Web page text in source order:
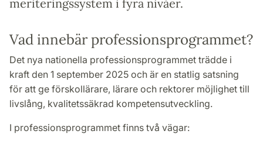
meriteringssystem i fyra nivåer.
Vad innebär professionsprogrammet?
Det nya nationella professionsprogrammet trädde i
kraft den 1 september 2025 och är en statlig satsning
för att ge förskollärare, lärare och rektorer möjlighet till
livslång, kvalitetssäkrad kompetensutveckling.
I professionsprogrammet finns två vägar: